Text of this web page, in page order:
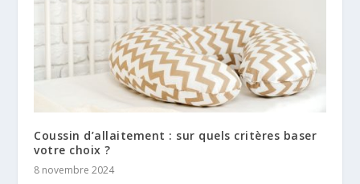
Coussin d’allaitement : sur quels critères baser
votre choix ?
8 novembre 2024